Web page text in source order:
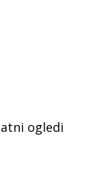
ogledi